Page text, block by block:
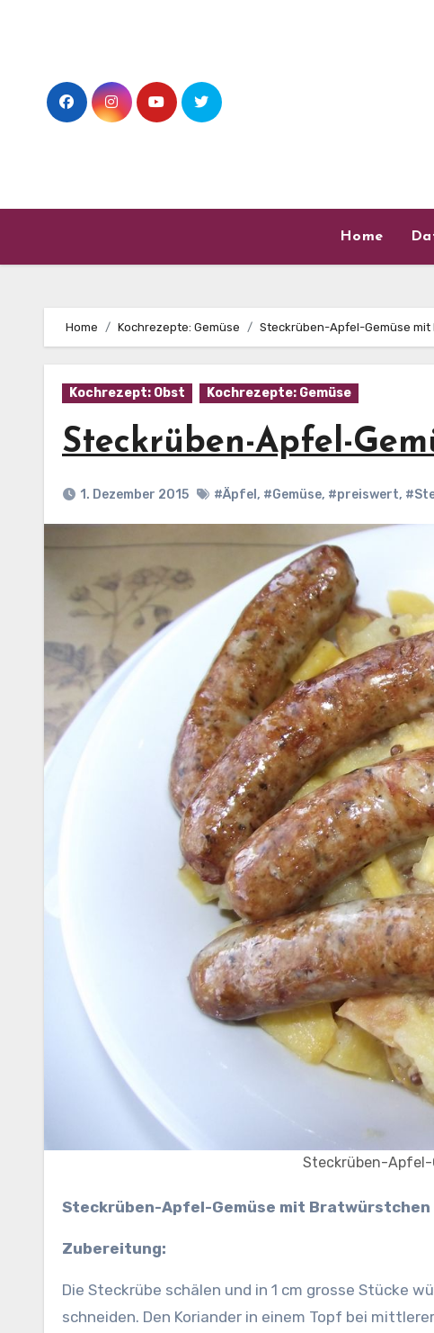
Home
Home Kochrezepte: Gemüse Steckrüben-Apfel-Gemüse mit
Kochrezept: Obst Kochrezepte: Gemüse
Steckrüben-Apfel-
1. Dezember 2015 #Äpfel , #Gemüse, #preiswert,
Steckrüben-
Steckrüben-Apfel-Gemüse mit Bratwürstchen
Zubereitung:
Die Steckrübe schälen und in 1 cm grosse Stücke
schneiden. Den Koriander in einem Topf bei